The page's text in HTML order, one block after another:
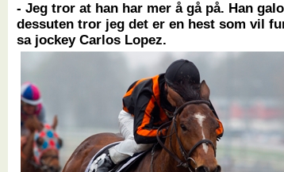
- Jeg tror at han har mer å gå på. Han
dessuten tror jeg det er en hest som vil
sa jockey Carlos Lopez.